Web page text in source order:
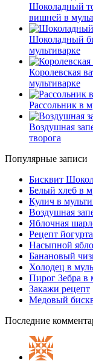
Шоколадный
вишней в
Шоколадный
мультиварке
Королевская
мультиварке
Рассольник в
Воздушная
творога
Популярные записи
Бисквит
Белый хлеб в
Кулич в
Воздушная
Яблочная
Рецепт
Насыпной
Банановый
Холодец в
Пирог Зебра в
Закажи рецепт
Медовый
Последние